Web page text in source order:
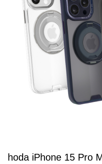
hoda iPhone 15 Pro